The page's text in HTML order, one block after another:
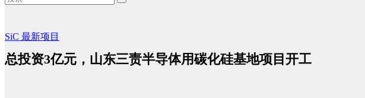
SiC 最新项目
总投资3亿元，山东三责半导体用碳化硅基地项目开工